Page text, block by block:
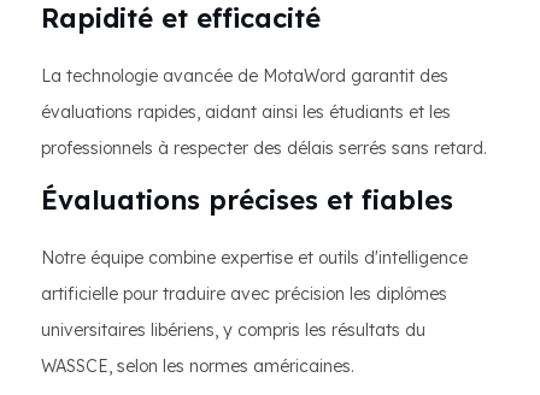
Rapidité et efficacité
La technologie avancée de MotaWord garantit des
évaluations rapides, aidant ainsi les étudiants et les
professionnels à respecter des délais serrés sans retard.
Évaluations précises et fiables
Notre équipe combine expertise et outils d'intelligence
artificielle pour traduire avec précision les diplômes
universitaires libériens, y compris les résultats du
WASSCE, selon les normes américaines.